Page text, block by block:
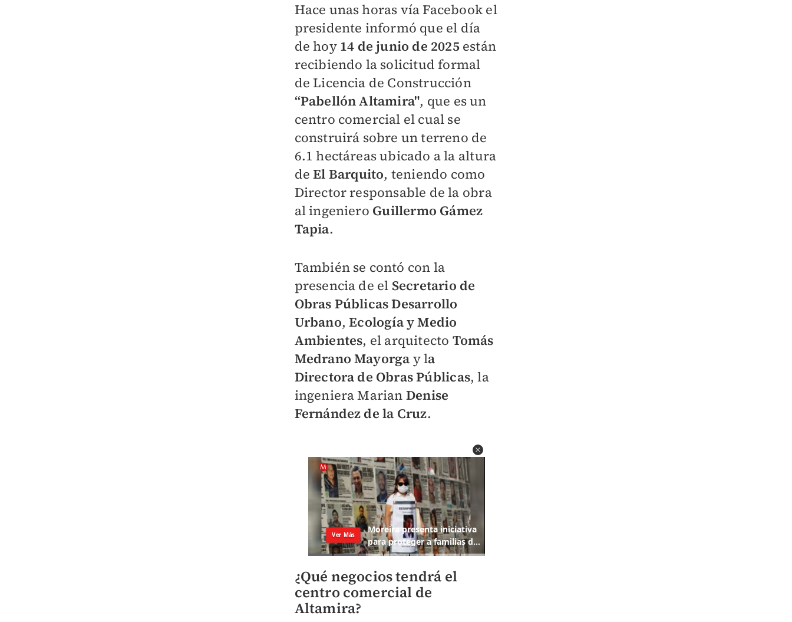
Hace unas horas vía Facebook el
presidente informó que el día
de hoy 14 de junio de 2025 están
recibiendo la solicitud formal
de Licencia de Construcción
“Pabellón Altamira", que es un
centro comercial el cual se
construirá sobre un terreno de
6.1 hectáreas ubicado a la altura
deEl Barquito, teniendo como
Director responsable de la obra
al ingeniero Guillermo Gámez
Tapia.
También se contó con la
presencia de el Secretario de
Obras Públicas Desarrollo
Urbano,Ecología y Medio
Ambientes, el arquitecto Tomás
Medrano Mayorga y la
Directora de Obras Públicas, la
ingeniera Marian Denise
Fernández de la Cruz.
¿Qué negocios tendrá el
centro comercial de
Altamira?